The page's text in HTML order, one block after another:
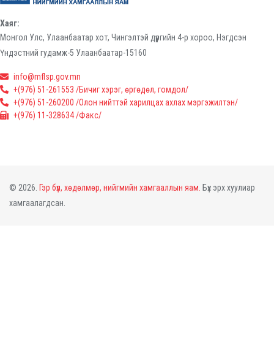
Хаяг:
Монгол Улс, Улаанбаатар хот, Чингэлтэй дүүргийн 4-р хороо, Нэгдсэн
Үндэстний гудамж-5 Улаанбаатар-15160
info@mflsp.gov.mn
+(976) 51-261553 /Бичиг хэрэг, өргөдөл, гомдол/
+(976) 51-260200 /Олон нийттэй харилцах ахлах мэргэжилтэн/
+(976) 11-328634 /Факс/
© 2026. Гэр бүл, хөдөлмөр, нийгмийн хамгааллын яам. Бүх эрх хуулиар
хамгаалагдсан.